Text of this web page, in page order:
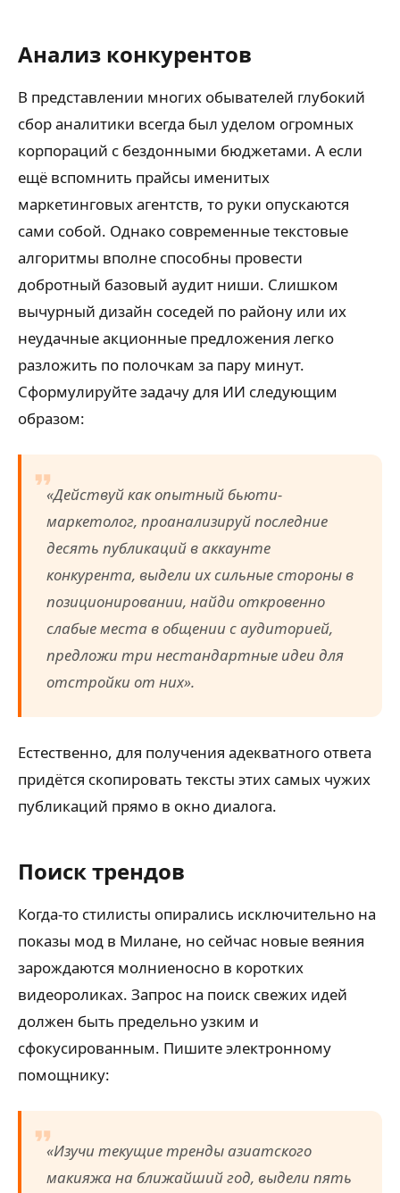
Анализ конкурентов
В представлении многих обывателей глубокий
сбор аналитики всегда был уделом огромных
корпораций с бездонными бюджетами. А если
ещё вспомнить прайсы именитых
маркетинговых агентств, то руки опускаются
сами собой. Однако современные текстовые
алгоритмы вполне способны провести
добротный базовый аудит ниши. Слишком
вычурный дизайн соседей по району или их
неудачные акционные предложения легко
разложить по полочкам за пару минут.
Сформулируйте задачу для ИИ следующим
образом:
«Действуй как опытный бьюти-
маркетолог, проанализируй последние
десять публикаций в аккаунте
конкурента, выдели их сильные стороны в
позиционировании, найди откровенно
слабые места в общении с аудиторией,
предложи три нестандартные идеи для
отстройки от них».
Естественно, для получения адекватного ответа
придётся скопировать тексты этих самых чужих
публикаций прямо в окно диалога.
Поиск трендов
Когда-то стилисты опирались исключительно на
показы мод в Милане, но сейчас новые веяния
зарождаются молниеносно в коротких
видеороликах. Запрос на поиск свежих идей
должен быть предельно узким и
сфокусированным. Пишите электронному
помощнику:
«Изучи текущие тренды азиатского
макияжа на ближайший год, выдели пять